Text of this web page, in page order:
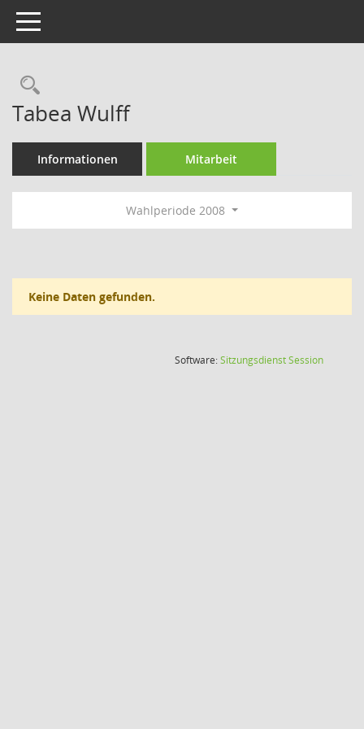
Toggle navigation
Rechercheauswahl
Tabea Wulff
Informationen Mitarbeit
Wahlperiode 2008
Keine Daten gefunden.
Software:SitzungsdienstSession(Wird in